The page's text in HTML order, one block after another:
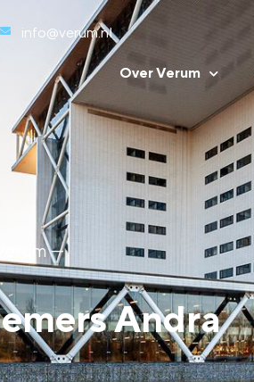
info@verum.nl
Over Verum
Verum---
Andra